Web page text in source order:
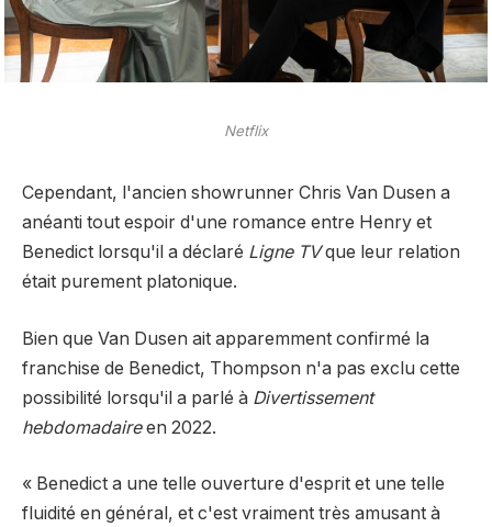
Netflix
Cependant, l'ancien showrunner Chris Van Dusen a
anéanti tout espoir d'une romance entre Henry et
Benedict lorsqu'il a déclaré Ligne TVque leur relation
était purement platonique.
Bien que Van Dusen ait apparemment confirmé la
franchise de Benedict, Thompson n'a pas exclu cette
possibilité lorsqu'il a parlé à Divertissement
hebdomadaire en 2022.
« Benedict a une telle ouverture d'esprit et une telle
fluidité en général, et c'est vraiment très amusant à